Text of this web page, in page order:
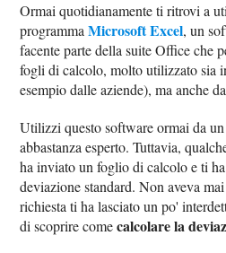
Ormai quotidianamente ti ritrovi a
programmaMicrosoft Excel, un
facente parte della suite Office che
fogli di calcolo, molto utilizzato sia
esempio dalle aziende), ma anche
Utilizzi questo software ormai da
abbastanza esperto. Tuttavia,
ha inviato un foglio di calcolo e ti
deviazione standard. Non aveva
richiesta ti ha lasciato un po'
di scoprire comecalcolare la